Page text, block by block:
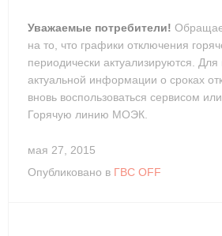
Уважаемые потребители!
на то, что графики отключения
периодически актуализируются. Для
актуальной информации о сроках
вновь воспользоваться сервисом
Горячую линию МОЭК.
мая 27, 2015
Опубликовано в ГВС OFF